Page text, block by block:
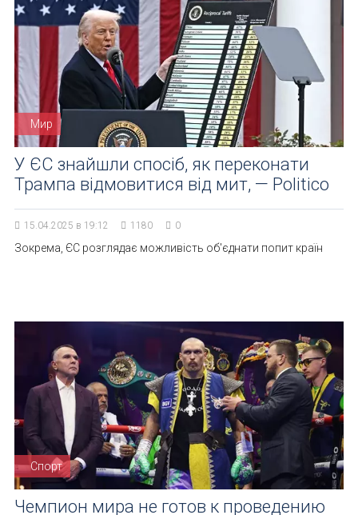
Мир
У ЄС знайшли спосіб, як переконати
Трампа відмовитися від мит, — Politico
15.04.2025 в 19:12 1180 0
Зокрема, ЄС розглядає можливість об'єднати попит країн
Спорт
Чемпион мира не готов к проведению